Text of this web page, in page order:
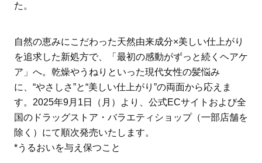
た。
自然の恵みにこだわった天然由来成分×美しい仕上がり
を追求した新処方で、「最初の感動がずっと続くヘアケ
ア」へ。乾燥やうねりといった現代女性の髪悩み
に、“やさしさ”と“美しい仕上がり”の両面から応えま
す。2025年9月1日（月）より、公式ECサイトおよび全
国のドラッグストア・バラエティショップ（一部店舗を
除く）にて順次発売いたします。
*うるおいを与え保つこと